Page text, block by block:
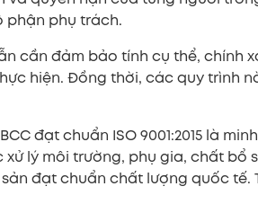
phận phụ trách.
cần đảm bảo tính cụ thể, chính
hiện. Đồng thời, các quy trình
đạt chuẩn ISO 9001:2015 là
lý môi trường, phụ gia, chất bổ
đạt chuẩn chất lượng quốc tế.